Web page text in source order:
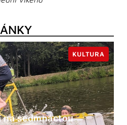
na sedmnáctou
KULTURA